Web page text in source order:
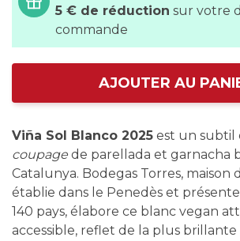
5 € de réduction sur votre
commande
AJOUTER AU
Viña Sol Blanco 2025 est un subtil
coupage de parellada et garnacha
Catalunya. Bodegas Torres, maison
établie dans le Penedès et
140 pays, élabore ce blanc vegan
accessible, reflet de la plus brillante